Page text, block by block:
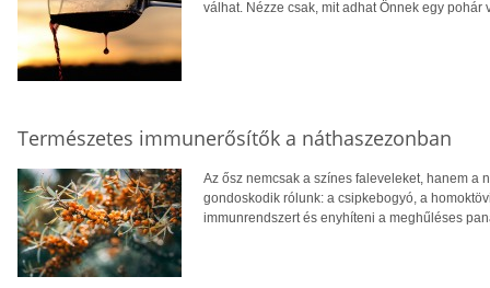
válhat. Nézze csak, mit adhat Önnek egy pohár
Természetes immunerősítők a náthaszezonban
Az ősz nemcsak a színes faleveleket, hanem a
gondoskodik rólunk: a csipkebogyó, a
immunrendszert és enyhíteni a meghűléses